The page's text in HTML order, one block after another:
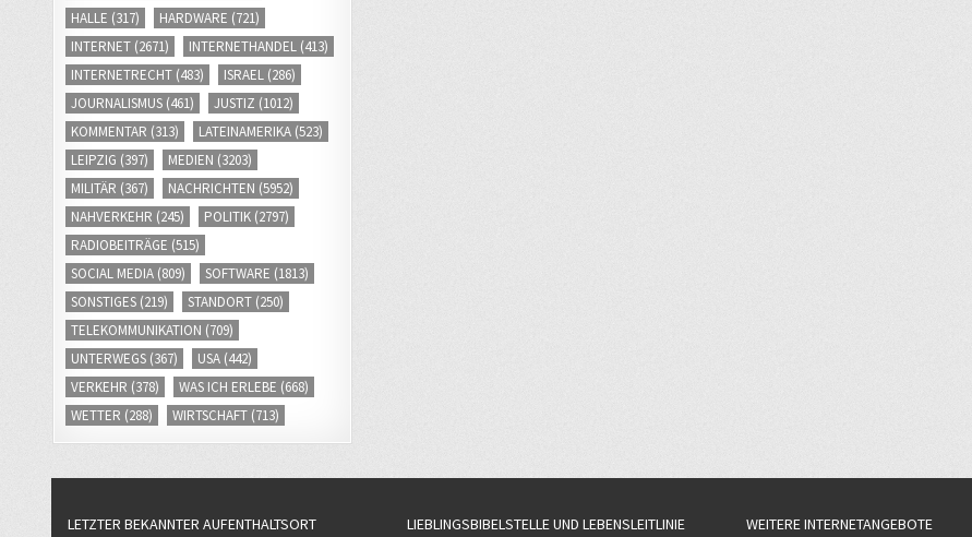
HALLE (317) HARDWARE (721)
INTERNET (2671) INTERNETHANDEL (413)
INTERNETRECHT (483) ISRAEL (286)
JOURNALISMUS (461) JUSTIZ (1012)
KOMMENTAR (313) LATEINAMERIKA (523)
LEIPZIG (397) MEDIEN (3203)
MILITÄR (367) NACHRICHTEN (5952)
NAHVERKEHR (245) POLITIK (2797)
RADIOBEITRÄGE (515)
SOCIAL MEDIA (809) SOFTWARE (1813)
SONSTIGES (219) STANDORT (250)
TELEKOMMUNIKATION (709)
UNTERWEGS (367) USA (442)
VERKEHR (378) WAS ICH ERLEBE (668)
WETTER (288) WIRTSCHAFT (713)
LETZTER BEKANNTER AUFENTHALTSORT LIEBLINGSBIBELSTELLE UND LEBENSLEITLINIE WEITERE INTERNETANGEBOTE